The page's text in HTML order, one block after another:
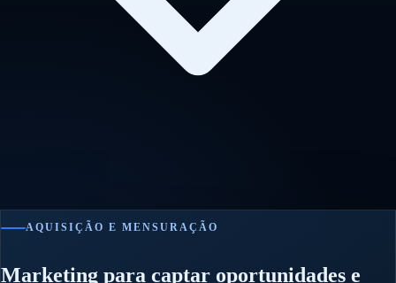
AQUISIÇÃO E MENSURAÇÃO
Marketing para captar oportunidades e